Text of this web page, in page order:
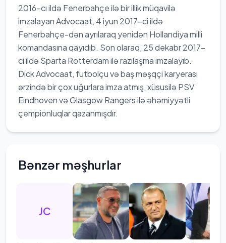
2016-cı ildə Fenerbahçe ilə bir illik müqavilə
imzalayan Advocaat, 4 iyun 2017-ci ildə
Fenerbahçe-dən ayrılaraq yenidən Hollandiya milli
komandasına qayıdıb. Son olaraq, 25 dekabr 2017-
ci ildə Sparta Rotterdam ilə razılaşma imzalayıb.
Dick Advocaat, futbolçu və baş məşqçi karyerası
ərzində bir çox uğurlara imza atmış, xüsusilə PSV
Eindhoven və Glasgow Rangers ilə əhəmiyyətli
çempionluqlar qazanmışdır.
Bənzər məşhurlar
JC